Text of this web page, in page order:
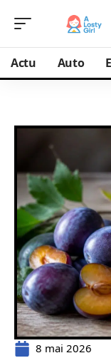
Actu Auto
8 mai 2026